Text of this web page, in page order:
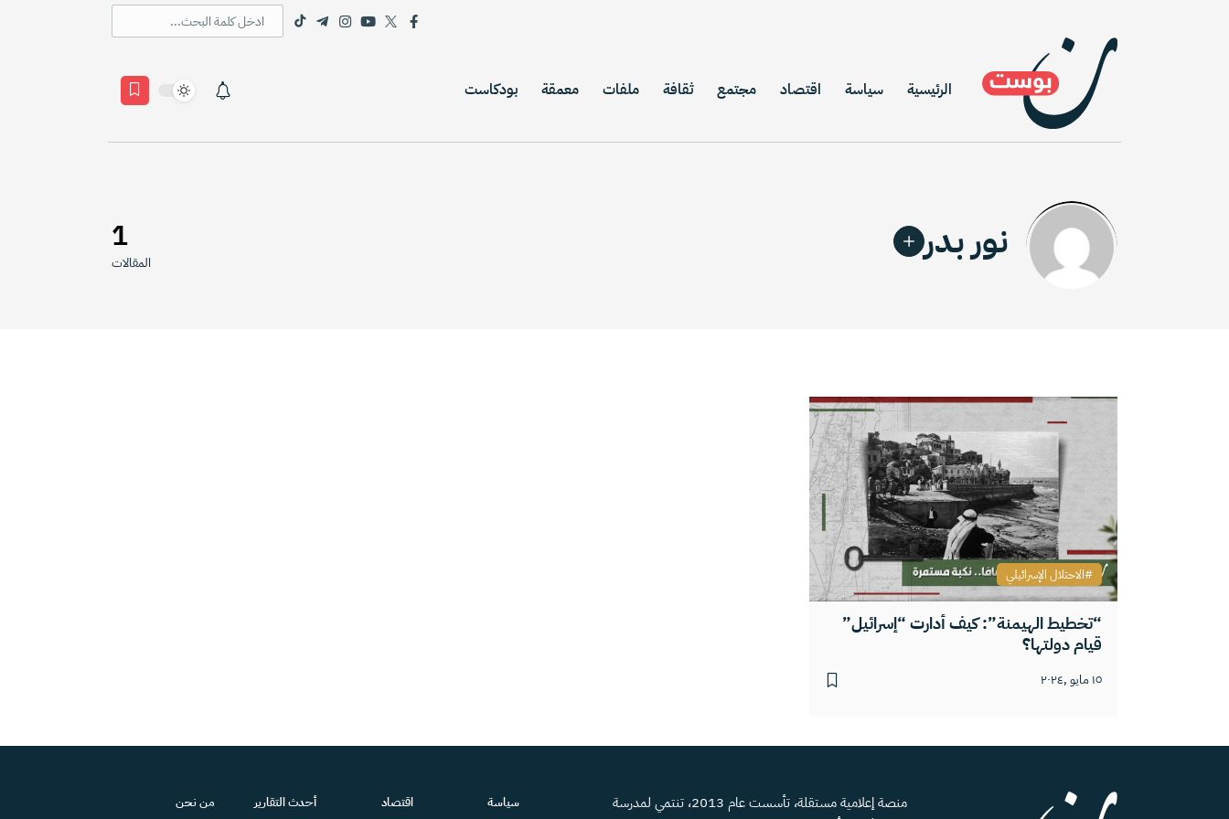
الرئيسية سياسة اقتصاد مجتمع ثقافة ملفات معمقة بودكاست
نور بدر 1
المقالات
“تخطيط الهيمنة”: كيف أدارت “إسرائيل”
قيام دولتها؟
١٥ مايو ,٢٠٢٤
الاحتلال الإسرائيلي
منصة إعلامية مستقلة، تأسست عام 2013، تنتمي لمدرسة
سياسة اقتصاد أحدث التقارير من نحن